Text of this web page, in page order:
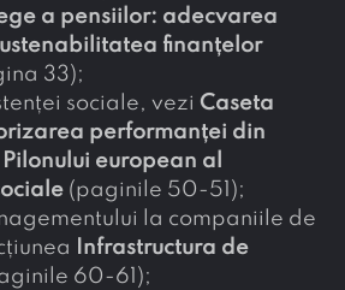
a pensiilor: adecvarea
finanțelor
33);
sociale, vezi Caseta
performanței din
european al
(paginile 50-51);
la companiile de
Infrastructura de
60-61);